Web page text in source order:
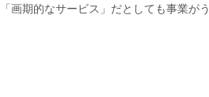
「画期的なサービス」だとしても事業が